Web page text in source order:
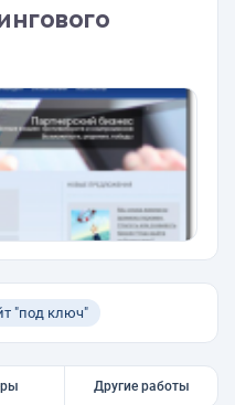
"под ключ"
Другие работы